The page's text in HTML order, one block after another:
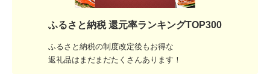
ふるさと納税 還元率ランキングTOP300
ふるさと納税の制度改定後もお得な
返礼品はまだまだたくさんあります！